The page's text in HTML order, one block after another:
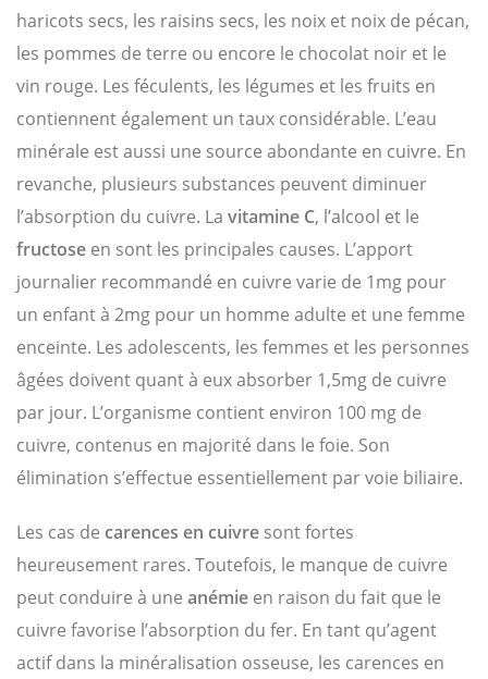
haricots secs, les raisins secs, les noix et noix de pécan,
les pommes de terre ou encore le chocolat noir et le
vin rouge. Les féculents, les légumes et les fruits en
contiennent également un taux considérable. L’eau
minérale est aussi une source abondante en cuivre. En
revanche, plusieurs substances peuvent diminuer
l’absorption du cuivre. La vitamine C, l’alcool et le
fructose en sont les principales causes. L’apport
journalier recommandé en cuivre varie de 1mg pour
un enfant à 2mg pour un homme adulte et une femme
enceinte. Les adolescents, les femmes et les personnes
âgées doivent quant à eux absorber 1,5mg de cuivre
par jour. L’organisme contient environ 100 mg de
cuivre, contenus en majorité dans le foie. Son
élimination s’effectue essentiellement par voie biliaire.
Les cas de carences en cuivre sont fortes
heureusement rares. Toutefois, le manque de cuivre
peut conduire à une anémie en raison du fait que le
cuivre favorise l’absorption du fer. En tant qu’agent
actif dans la minéralisation osseuse, les carences en